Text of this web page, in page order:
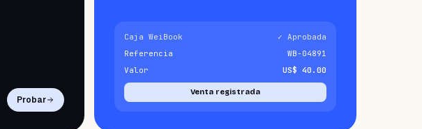
Probar
Caja WeiBook
✓ Aprobada
Referencia
WB-04891
Valor
US$ 40.00
Venta registrada